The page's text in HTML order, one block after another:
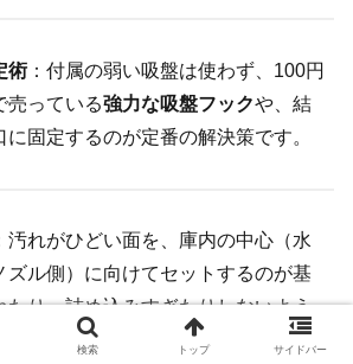
術 ：付属の弱い吸盤は使わず、100円
売っている強力な吸盤フックや、結
に固定するのが定番の解決策です。
汚れがひどい面を、庫内の中心（水
ズル側）に向けてセットするのが基
たり、詰め込みすぎたりしないよう
検索 トップ サイドバー